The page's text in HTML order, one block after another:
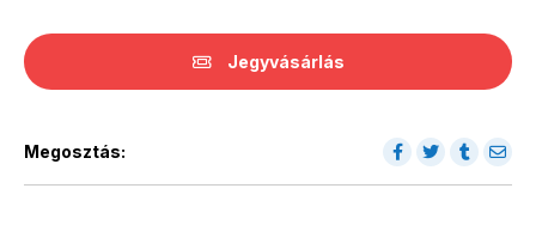
Jegyvásárlás
Megosztás: